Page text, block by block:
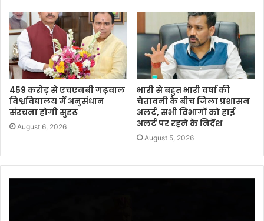
459 करोड़ से एचएनबी गढ़वाल
विश्वविद्यालय में अनुसंधान
संरचना होगी सुदृढ
August 6, 2026
भारी से बहुत भारी वर्षा की
चेतावनी के बीच जिला प्रशासन
अलर्ट, सभी विभागों को हाई
अलर्ट पर रहने के निर्देश
August 5, 2026